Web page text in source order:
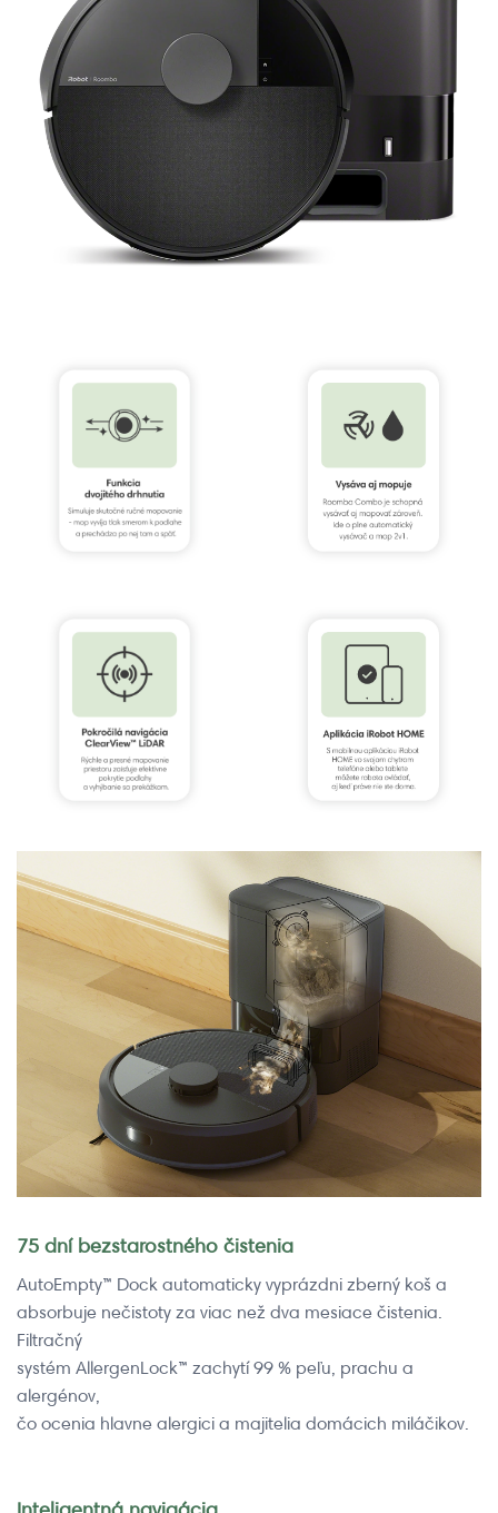
75 dní bezstarostného čistenia
AutoEmpty™ Dock automaticky vyprázdni zberný koš a
absorbuje nečistoty za viac než dva mesiace čistenia.
Filtračný
systém AllergenLock™ zachytí 99 % peľu, prachu a
alergénov,
čo ocenia hlavne alergici a majitelia domácich miláčikov.